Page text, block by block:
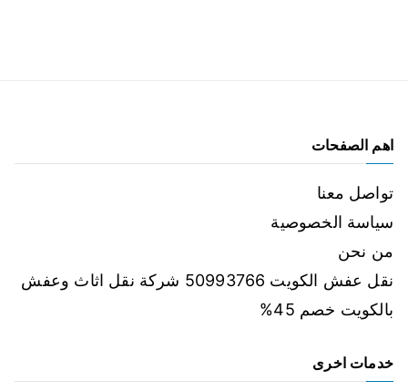
اهم الصفحات
تواصل معنا
سياسة الخصوصية
من نحن
نقل عفش الكويت 50993766 شركة نقل اثاث وعفش
بالكويت خصم 45%
خدمات اخرى